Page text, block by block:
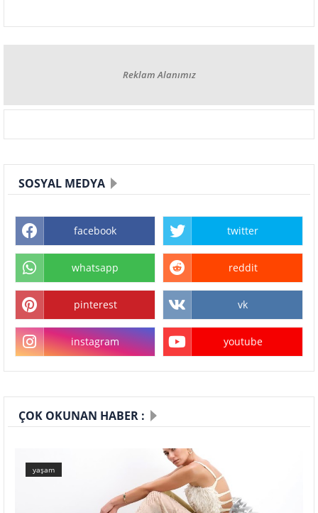
Reklam Alanımız
SOSYAL MEDYA
facebook twitter
whatsapp reddit
pinterest vk
instagram youtube
ÇOK OKUNAN HABER :
yaşam